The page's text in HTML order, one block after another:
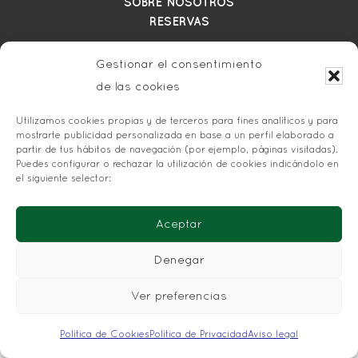
Gestionar el consentimiento
de las cookies
Utilizamos cookies propias y de terceros para fines analíticos y para
mostrarte publicidad personalizada en base a un perfil elaborado a
partir de tus hábitos de navegación (por ejemplo, páginas visitadas).
Puedes configurar o rechazar la utilización de cookies indicándolo en
el siguiente selector:
Aceptar
Denegar
Ver preferencias
Política de Cookies Política de PrivacidadAviso legal
SOBRE NOSOTROS
RESERVAS
POLÍTICA DE PRIVACIDAD
POLÍTICA DE COOKIES
CONDICIONES DE RESERVA